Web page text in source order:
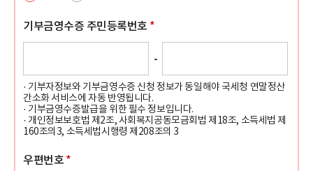
기부금영수증 주민등록번호 *
-
· 기부자정보와 기부금영수증 신청 정보가 동일해야 국세청 연말정산
간소화 서비스에 자동 반영됩니다.
· 기부금영수증발급을 위한 필수 정보입니다.
· 개인정보보호법 제2조, 사회복지공동모금회법 제18조, 소득세법 제
160조의3, 소득세법시행령 제208조의 3
우편번호 *